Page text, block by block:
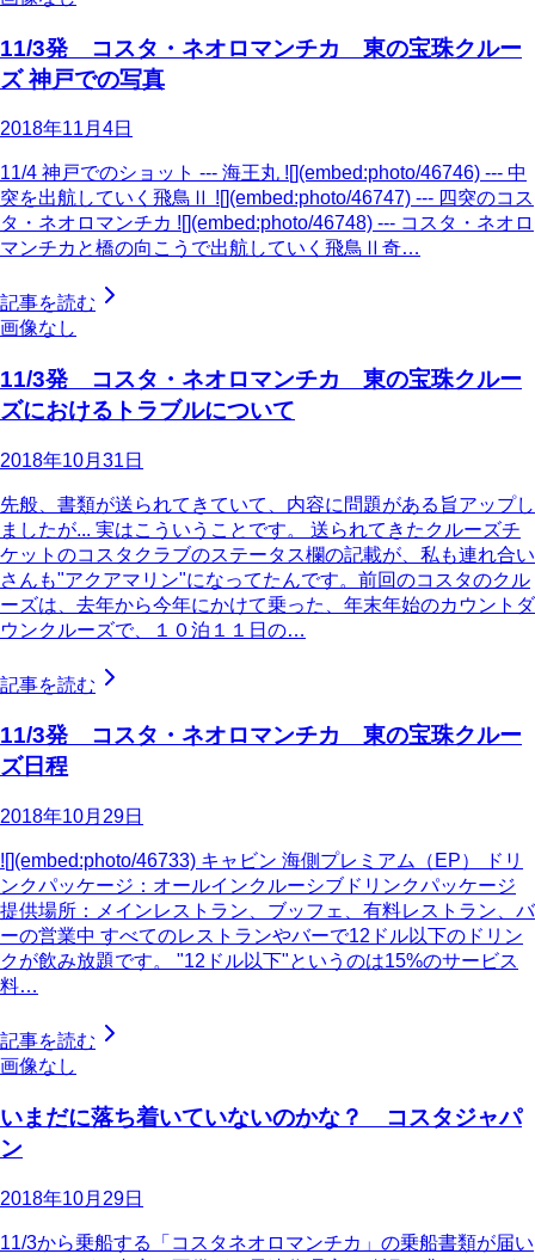
11/3発 コスタ・ネオロマンチカ 東の宝珠クルー
ズ 神戸での写真
2018年11月4日
11/4 神戸でのショット --- 海王丸 ![](embed:photo/46746) --- 中
突を出航していく飛鳥Ⅱ ![](embed:photo/46747) --- 四突のコス
タ・ネオロマンチカ ![](embed:photo/46748) --- コスタ・ネオロ
マンチカと橋の向こうで出航していく飛鳥Ⅱ奇…
記事を読む
画像なし
11/3発 コスタ・ネオロマンチカ 東の宝珠クルー
ズにおけるトラブルについて
2018年10月31日
先般、書類が送られてきていて、内容に問題がある旨アップし
ましたが... 実はこういうことです。 送られてきたクルーズチ
ケットのコスタクラブのステータス欄の記載が、私も連れ合い
さんも"アクアマリン"になってたんです。前回のコスタのクル
ーズは、去年から今年にかけて乗った、年末年始のカウントダ
ウンクルーズで、１０泊１１日の…
記事を読む
11/3発 コスタ・ネオロマンチカ 東の宝珠クルー
ズ日程
2018年10月29日
![](embed:photo/46733) キャビン 海側プレミアム（EP） ドリ
ンクパッケージ：オールインクルーシブドリンクパッケージ
提供場所：メインレストラン、ブッフェ、有料レストラン、バ
ーの営業中 すべてのレストランやバーで12ドル以下のドリン
クが飲み放題です。 "12ドル以下"というのは15%のサービス
料…
記事を読む
画像なし
いまだに落ち着いていないのかな？ コスタジャパ
ン
2018年10月29日
11/3から乗船する「コスタネオロマンチカ」の乗船書類が届い